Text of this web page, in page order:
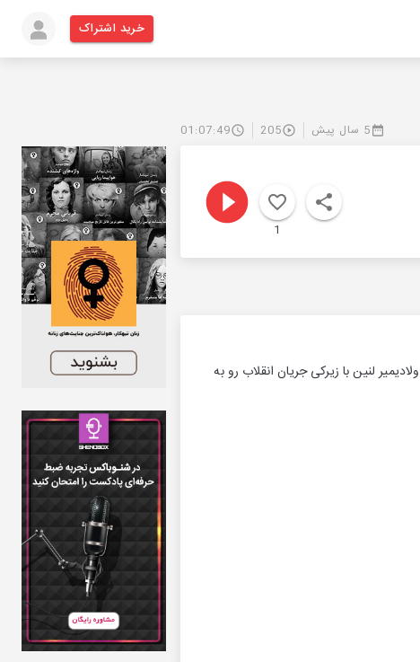
خرید اشتراک
5 سال پیش 205
01:07:49
1
لنین با زیرکی جریان انقلاب رو به